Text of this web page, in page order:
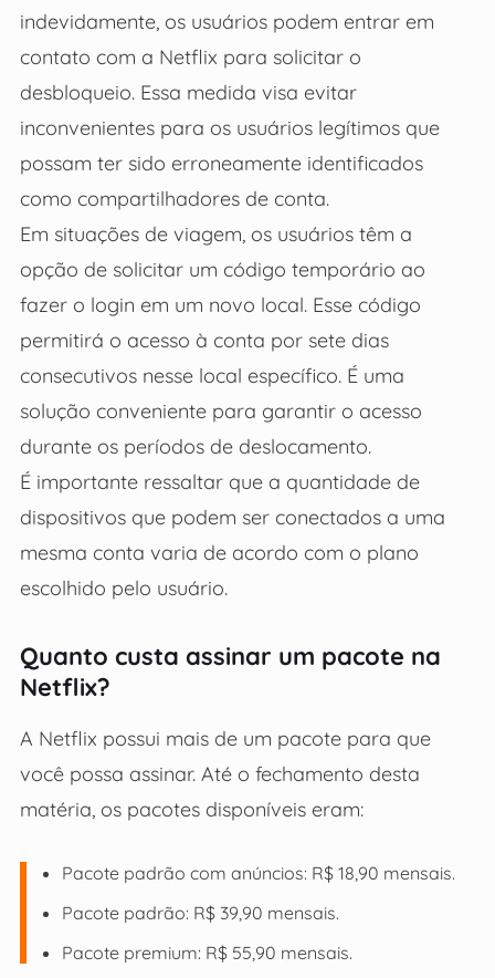
indevidamente, os usuários podem entrar em
contato com a Netflix para solicitar o
desbloqueio. Essa medida visa evitar
inconvenientes para os usuários legítimos que
possam ter sido erroneamente identificados
como compartilhadores de conta.
Em situações de viagem, os usuários têm a
opção de solicitar um código temporário ao
fazer o login em um novo local. Esse código
permitirá o acesso à conta por sete dias
consecutivos nesse local específico. É uma
solução conveniente para garantir o acesso
durante os períodos de deslocamento.
É importante ressaltar que a quantidade de
dispositivos que podem ser conectados a uma
mesma conta varia de acordo com o plano
escolhido pelo usuário.
Quanto custa assinar um pacote na
Netflix?
A Netflix possui mais de um pacote para que
você possa assinar. Até o fechamento desta
matéria, os pacotes disponíveis eram:
Pacote padrão com anúncios: R$ 18,90 mensais.
Pacote padrão: R$ 39,90 mensais.
Pacote premium: R$ 55,90 mensais.